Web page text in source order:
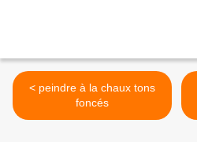
< peindre à la chaux tons
foncés